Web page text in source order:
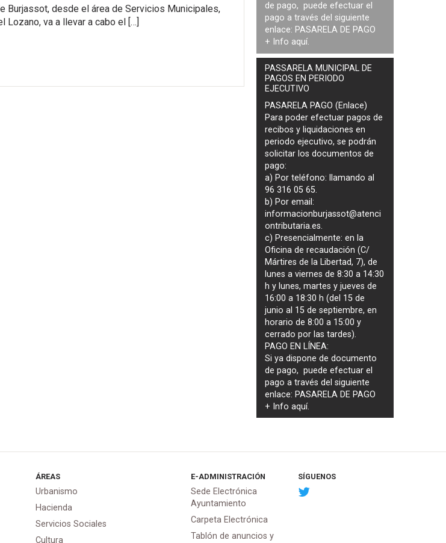
Burjassot, desde el área de Servicios Municipales,
Lozano, va a llevar a cabo el […]
de pago, puede efectuar el
pago a través del siguiente
enlace: PASARELA DE PAGO
+ Info aquí.
PASSARELA MUNICIPAL DE
PAGOS EN PERIODO
EJECUTIVO
PASARELA PAGO (Enlace)
Para poder efectuar pagos de
recibos y liquidaciones en
periodo ejecutivo, se podrán
solicitar los documentos de
pago:
a) Por teléfono: llamando al
96 316 05 65.
b) Por email:
informacionburjassot@atenci
ontributaria.es.
c) Presencialmente: en la
Oficina de recaudación (C/
Mártires de la Libertad, 7), de
lunes a viernes de 8:30 a 14:30
h y lunes, martes y jueves de
16:00 a 18:30 h (del 15 de
junio al 15 de septiembre, en
horario de 8:00 a 15:00 y
cerrado por las tardes).
PAGO EN LÍNEA:
Si ya dispone de documento
de pago, puede efectuar el
pago a través del siguiente
enlace: PASARELA DE PAGO
+ Infoaquí.
ÁREAS
Urbanismo
Hacienda
Servicios Sociales
Cultura
E-ADMINISTRACIÓN
Sede Electrónica
Ayuntamiento
Carpeta Electrónica
Tablón de anuncios y
SÍGUENOS